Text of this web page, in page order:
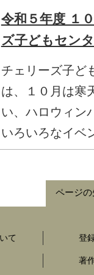
令和５年度 １
ズ子どもセン
チェリーズ子ど
は、１０月は寒
い、ハロウィン
いろいろなイベ
ページの
て 登
著